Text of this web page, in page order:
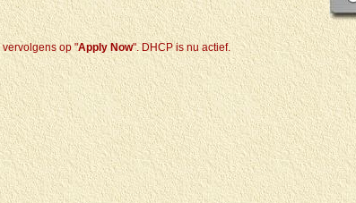
vervolgens op "Apply Now". DHCP is nu actief.